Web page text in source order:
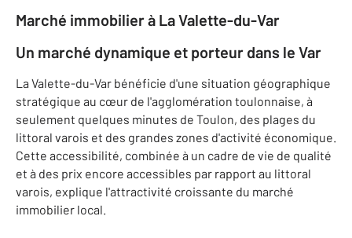
Marché immobilier à La Valette-du-Var
Un marché dynamique et porteur dans le Var
La Valette-du-Var bénéficie d'une situation géographique
stratégique au cœur de l'agglomération toulonnaise, à
seulement quelques minutes de Toulon, des plages du
littoral varois et des grandes zones d'activité économique.
Cette accessibilité, combinée à un cadre de vie de qualité
et à des prix encore accessibles par rapport au littoral
varois, explique l'attractivité croissante du marché
immobilier local.